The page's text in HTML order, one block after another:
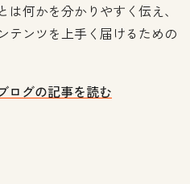
何かを分かりやすく伝え、
テンツを上手く届けるための
ログの記事を読む